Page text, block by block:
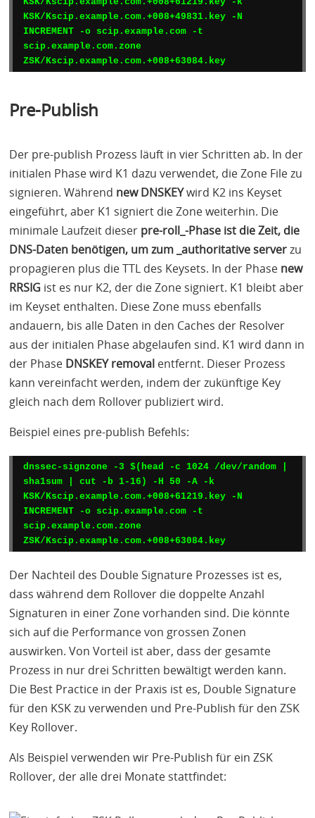
KSK/Kscip.example.com.+008+49831.key -N
INCREMENT -o scip.example.com -t
scip.example.com.zone
Pre-Publish
Der pre-publish Prozess läuft in vier Schritten ab. In der
initialen Phase wird K1 dazu verwendet, die Zone File zu
signieren. Während newDNSKEYwird K2 ins Keyset
eingeführt, aber K1 signiert die Zone weiterhin. Die
minimale Laufzeit dieser pre-roll_-Phase ist die Zeit, die
DNS-Daten benötigen, um zum _authoritative serverzu
propagieren plus dieTTL des Keysets. In der Phase new
RRSIG ist es nur K2, der die Zone signiert. K1 bleibt aber
im Keyset enthalten. Diese Zone muss ebenfalls
andauern, bis alle Daten in den Caches der Resolver
aus der initialen Phase abgelaufen sind. K1 wird dann in
der Phase DNSKEYremoval entfernt. Dieser Prozess
kann vereinfacht werden, indem der zukünftige Key
gleich nach dem Rollover publiziert wird.
Beispiel eines pre-publish Befehls:
dnssec-signzone -3 $(head -c 1024 /dev/random |
sha1sum | cut -b 1-16) -H 50 -A -k
KSK/Kscip.example.com.+008+61219.key -N
INCREMENT -o scip.example.com -t
scip.example.com.zone
Der Nachteil des Double Signature Prozesses ist es,
dass während dem Rollover die doppelte Anzahl
Signaturen in einer Zone vorhanden sind. Die könnte
sich auf die Performance von grossen Zonen
auswirken. Von Vorteil ist aber, dass der gesamte
Prozess in nur drei Schritten bewältigt werden kann.
Die Best Practice in der Praxis ist es, Double Signature
für den KSKzu verwenden und Pre-Publish für denZSK
Key Rollover.
Als Beispiel verwenden wir Pre-Publish für einZSK
Rollover, der alle drei Monate stattfindet: